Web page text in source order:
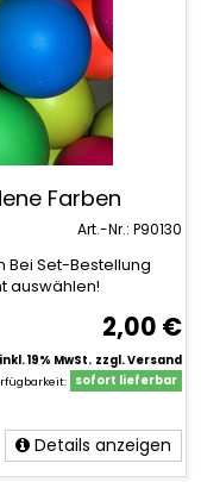
Farben
Art.-Nr.: P90130
Bei Set-Bestellung
auswählen!
2,00 €
inkl. 19% MwSt. zzgl. Versand
sofort lieferbar
Details anzeigen